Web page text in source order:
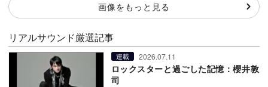
画像をもっと見る
リアルサウンド厳選記事
連載 2026.07.11
ロックスターと過ごした記憶：櫻井敦
司